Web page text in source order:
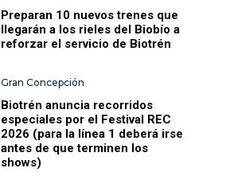
Preparan 10 nuevos trenes que
llegarán a los rieles del Biobío a
reforzar el servicio de Biotrén
Gran Concepción
Biotrén anuncia recorridos
especiales por el Festival REC
2026 (para la línea 1 deberá irse
antes de que terminen los
shows)